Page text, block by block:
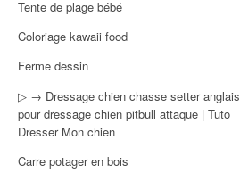
Tente de plage bébé
Coloriage kawaii food
Ferme dessin
▷ → Dressage chien chasse setter anglais
pour dressage chien pitbull attaque | Tuto
Dresser Mon chien
Carre potager en bois